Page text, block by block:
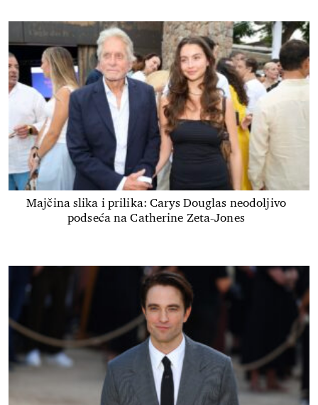
Majčina slika i prilika: Carys Douglas neodoljivo
podseća na Catherine Zeta-Jones